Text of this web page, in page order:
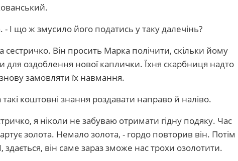
І що ж змусило його податись у таку далечінь?
Він просить Марка полічити, скільки йому
оздоблення нової каплички. Їхня скарбниця надто
замовляти їх навмання.
коштовні знання роздавати направо й наліво.
я ніколи не забуваю отримати гідну подяку. Час
золота. Немало золота, - гордо повторив він. Потім
здається, він саме зараз зможе нас трохи озолотити.